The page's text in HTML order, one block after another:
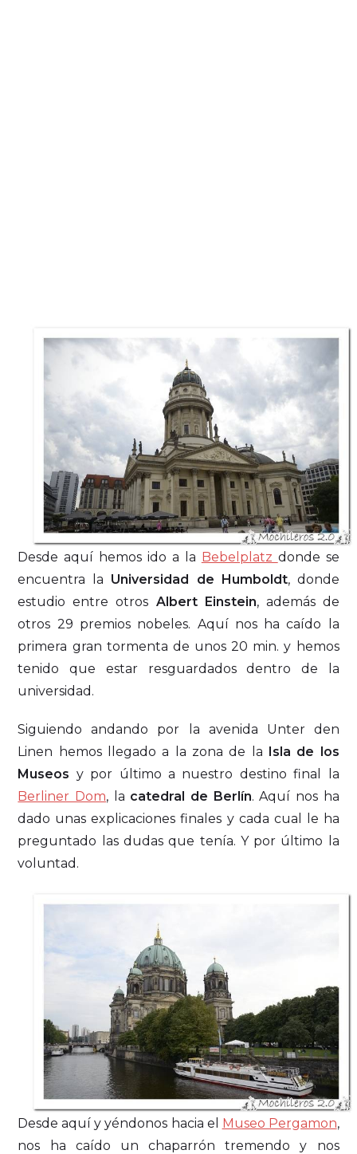
Desde aquí hemos ido a la Bebelplatz donde se
encuentra la Universidad de Humboldt, donde
estudio entre otros Albert Einstein, además de
otros 29 premios nobeles. Aquí nos ha caído la
primera gran tormenta de unos 20 min. y hemos
tenido que estar resguardados dentro de la
universidad.
Siguiendo andando por la avenida Unter den
Linen hemos llegado a la zona de la Isla de los
Museos y por último a nuestro destino final la
Berliner Dom, la catedral de Berlín. Aquí nos ha
dado unas explicaciones finales y cada cual le ha
preguntado las dudas que tenía. Y por último la
voluntad.
Desde aquí y yéndonos hacia el Museo Pergamon,
nos ha caído un chaparrón tremendo y nos